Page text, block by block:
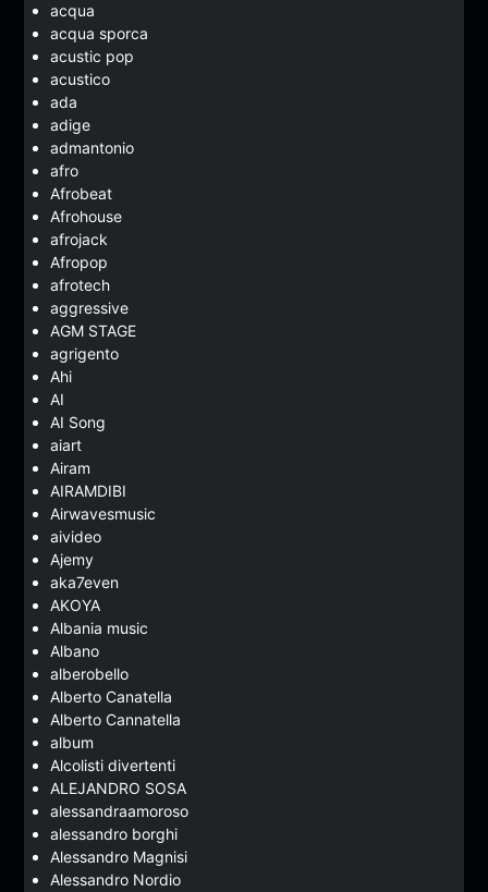
acqua
acqua sporca
acustic pop
acustico
ada
adige
admantonio
afro
Afrobeat
Afrohouse
afrojack
Afropop
afrotech
aggressive
AGM STAGE
agrigento
Ahi
AI
AI Song
aiart
Airam
AIRAMDIBI
Airwavesmusic
aivideo
Ajemy
aka7even
AKOYA
Albania music
Albano
alberobello
Alberto Canatella
Alberto Cannatella
album
Alcolisti divertenti
ALEJANDRO SOSA
alessandraamoroso
alessandro borghi
Alessandro Magnisi
Alessandro Nordio